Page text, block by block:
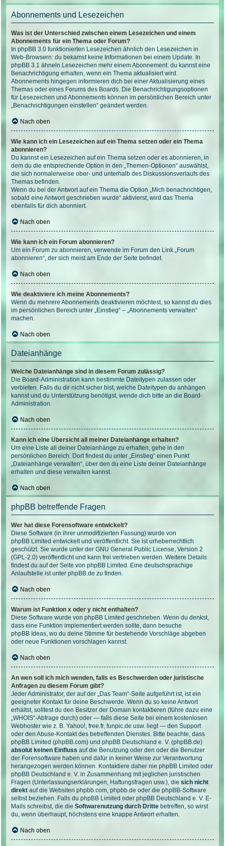
Abonnements und Lesezeichen
Was ist der Unterschied zwischen einem Lesezeichen und einem
Abonnements für ein Thema oder Forum?
In phpBB 3.0 funktionierten Lesezeichen ähnlich den Lesezeichen in
Web-Browsern: du bekamst keine Informationen bei einem Update. In
phpBB 3.1 ähneln Lesezeichen mehr einem Abonnement: du kannst eine
Benachrichtigung erhalten, wenn ein Thema aktualisiert wird.
Abonnements hingegen informieren dich bei einer Aktualisierung eines
Themas oder eines Forums des Boards. Die Benachrichtigungsoptionen
für Lesezeichen und Abonnements können im persönlichen Bereich unter
„Benachrichtigungen einstellen“ geändert werden.
Nach oben
Wie kann ich ein Lesezeichen auf ein Thema setzen oder ein Thema
abonnieren?
Du kannst ein Lesezeichen auf ein Thema setzen oder es abonnieren, in
dem du die entsprechende Option in den „Themen-Optionen“ auswählst,
die sich normalerweise ober- und unterhalb des Diskussionsverlaufs des
Themas befinden.
Wenn du bei der Antwort auf ein Thema die Option „Mich benachrichtigen,
sobald eine Antwort geschrieben wurde“ aktivierst, wird das Thema
ebenfalls für dich abonniert.
Nach oben
Wie kann ich ein Forum abonnieren?
Um ein Forum zu abonnieren, verwende im Forum den Link „Forum
abonnieren“, der sich meist am Ende der Seite befindet.
Nach oben
Wie deaktiviere ich meine Abonnements?
Wenn du mehrere Abonnements deaktivieren möchtest, so kannst du dies
im persönlichen Bereich unter „Einstieg“ – „Abonnements verwalten“
machen.
Nach oben
Dateianhänge
Welche Dateianhänge sind in diesem Forum zulässig?
Die Board-Administration kann bestimmte Dateitypen zulassen oder
verbieten. Falls du dir nicht sicher bist, welche Dateitypen du anhängen
kannst und du Unterstützung benötigst, wende dich bitte an die Board-
Administration.
Nach oben
Kann ich eine Übersicht all meiner Dateianhänge erhalten?
Um eine Liste all deiner Dateianhänge zu erhalten, gehe in den
persönlichen Bereich. Dort findest du unter „Einstieg“ einen Punkt
„Dateianhänge verwalten“, über den du eine Liste deiner Dateianhänge
erhalten und diese verwalten kannst.
Nach oben
phpBB betreffende Fragen
Wer hat diese Forensoftware entwickelt?
Diese Software (in ihrer unmodifizierten Fassung) wurde von
phpBB Limited entwickelt und veröffentlicht. Sie ist urheberrechtlich
geschützt. Sie wurde unter der GNU General Public License, Version 2
(GPL-2.0) veröffentlicht und kann frei vertrieben werden. Weitere Details
findest du auf der Seite von phpBB Limited . Eine deutschsprachige
Anlaufstelle ist unter phpBB.de zu finden.
Nach oben
Warum ist Funktion x oder y nicht enthalten?
Diese Software wurde von phpBB Limited geschrieben. Wenn du denkst,
dass eine Funktion implementiert werden sollte, dann besuche
phpBB Ideas, wo du deine Stimme für bestehende Vorschläge abgeben
oder neue Funktionen vorschlagen kannst.
Nach oben
An wen soll ich mich wenden, falls es Beschwerden oder juristische
Anfragen zu diesem Forum gibt?
Jeder Administrator, der auf der „Das Team“-Seite aufgeführt ist, ist ein
geeigneter Kontakt für deine Beschwerde. Wenn du so keine Antwort
erhältst, solltest du den Besitzer der Domain kontaktieren (führe dazu eine
„WHOIS“-Abfrage durch) oder — falls diese Seite bei einem kostenlosen
Webhoster wie z. B. Yahoo!, free.fr, funpic.de usw. liegt — den Support
oder den Abuse-Kontakt des betreffenden Dienstes. Bitte beachte, dass
phpBB Limited (phpBB.com) und phpBB Deutschland e. V. (phpBB.de)
absolut keinen Einfluss auf die Benutzung oder den oder die Benutzer
der Forensoftware haben und dafür in keiner Weise zur Verantwortung
herangezogen werden können. Kontaktiere daher nie phpBB Limited oder
phpBB Deutschland e. V. in Zusammenhang mit jeglichen juristischen
Fragen (Unterlassungserklärungen, Haftungsfragen usw.), die sich nicht
direkt auf die Websiten phpbb.com, phpbb.de oder die phpBB-Software
selbst beziehen. Falls du phpBB Limited oder phpBB Deutschland e. V. E-
Mails schreibst, die die Softwarenutzung durch Dritte betreffen, so wirst
du, wenn überhaupt, höchstens eine knappe Antwort erhalten.
Nach oben